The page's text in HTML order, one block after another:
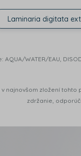
Laminaria digitata
WATER/EAU,
najnovšom zložení
zdržanie,